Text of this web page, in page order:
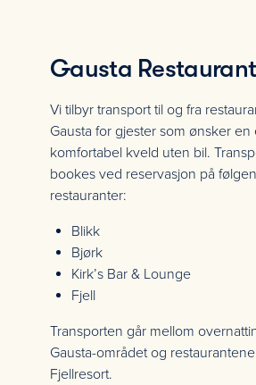
Gausta
Vi tilbyr transport til og fra
Gausta for gjester som ønsker en
komfortabel kveld uten bil.
bookes ved reservasjon på
restauranter:
Blikk
Bjørk
Kirk’s Bar & Lounge
Fjell
Transporten går mellom
Gausta-området og
Fjellresort.